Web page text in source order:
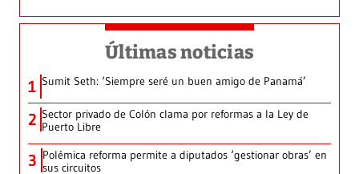
Últimas noticias
1 Sumit Seth: ‘Siempre seré un buen amigo de Panamá’
2 Sector privado de Colón clama por reformas a la Ley de
Puerto Libre
3 Polémica reforma permite a diputados ‘gestionar obras’ en
sus circuitos